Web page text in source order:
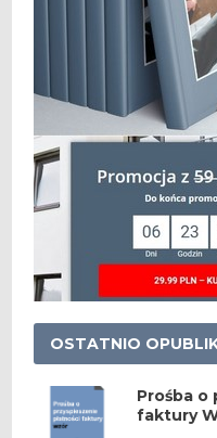
OSTATNIO
Prośba o
faktury